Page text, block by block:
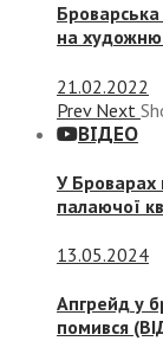
Броварська
на
21.02.2022
Prev Next
ВІДЕО
У Броварах
палаючої
13.05.2024
Апгрейд у
помився